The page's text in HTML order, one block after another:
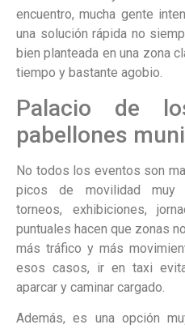
encuentro, mucha gente
una solución rápida no
bien planteada en una zona
tiempo y bastante agobio.
Palacio de
pabellones
No todos los eventos son
picos de movilidad muy
torneos, exhibiciones,
puntuales hacen que zonas
más tráfico y más
esos casos, ir en taxi
aparcar y caminar cargado.
Además, es una opción